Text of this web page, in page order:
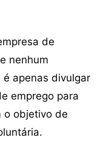
de
nenhum
é apenas divulgar
emprego para
o objetivo de